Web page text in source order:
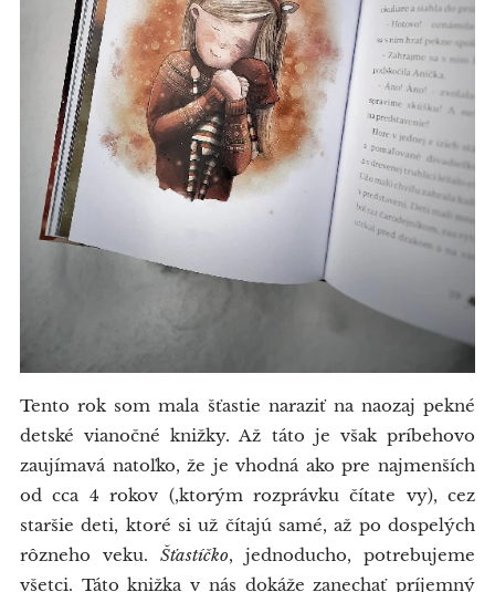
Tento rok som mala šťastie naraziť na naozaj pekné
detské vianočné knižky. Až táto je však príbehovo
zaujímavá natoľko, že je vhodná ako pre najmenších
od cca 4 rokov (,ktorým rozprávku čítate vy), cez
staršie deti, ktoré si už čítajú samé, až po dospelých
rôzneho veku. Šťastíčko, jednoducho, potrebujeme
všetci. Táto knižka v nás dokáže zanechať príjemný